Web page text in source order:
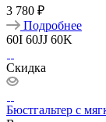
3 780 ₽
Подробнее
60I 60JJ 60K
Скидка
Бюстгальтер с